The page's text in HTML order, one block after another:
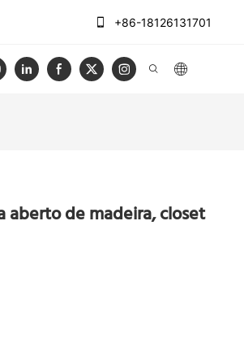
+86-18126131701
BLOG VÍDEO ENTRE EM
aberto de madeira, closet